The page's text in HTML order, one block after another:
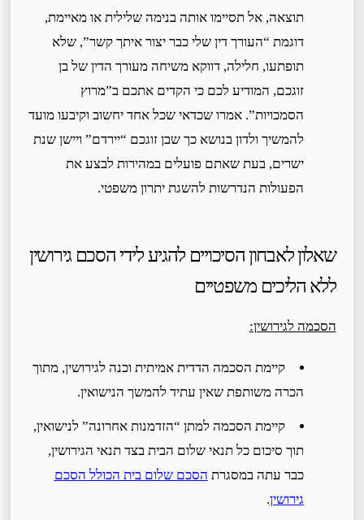
תוצאה, אל תסיימו אותה בנימה שלילית או מאיימת,
דוגמת “העורך דין שלי כבר יצור איתך קשר”, שלא
תופתעו, חלילה, דווקא משיחה מעורך הדין של בן
זוגכם, המודיע לכם כי הקדים אתכם ב”מרוץ
הסמכויות”. אמרו שכדאי שכל אחד יחשוב וקיבעו מועד
להמשיך ולדון בנושא כך שבן זוגכם “יירדם” ויישן שנת
ישרים, בעת שאתם פועלים במהירות לבצע את
הפעולות הנדרשות להשגת יתרון משפטי.
שאלון לאבחון הסיכויים להגיע לידי הסכם גירושין
ללא הליכים משפטיים
הסכמה לגירושין:
קיימת הסכמה הדדית אמיתית וכנה לגירושין, מתוך
הכרה משותפת שאין עתיד להמשך הנישואין.
קיימת הסכמה למתן “הזדמנות אחרונה” לנישואין,
תוך סיכום כל תנאי שלום הבית בצד תנאי הגירושין,
כבר עתה במסגרתהסכם שלום בית הכולל הסכם
גירושין.